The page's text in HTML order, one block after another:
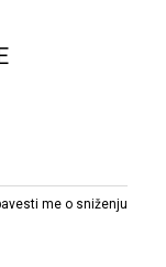
me o sniženju